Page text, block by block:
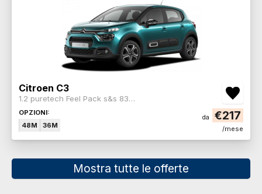
Citroen C3
1.2 puretech Feel Pack s&s 83cv neopatentati
OPZIONI:
48M
36M
da €217
/mese
Mostra tutte le offerte